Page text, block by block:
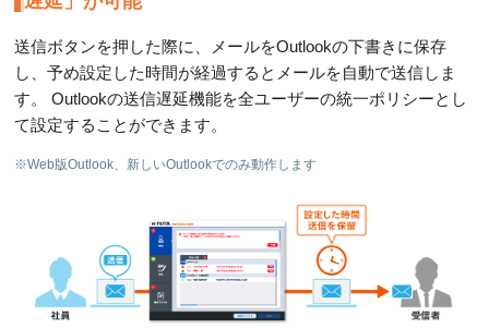
送信ボタンを押した際に、メールをOutlookの下書きに保存
し、予め設定した時間が経過するとメールを自動で送信しま
す。 Outlookの送信遅延機能を全ユーザーの統一ポリシーとし
て設定することができます。
※Web版Outlook、新しいOutlookでのみ動作します